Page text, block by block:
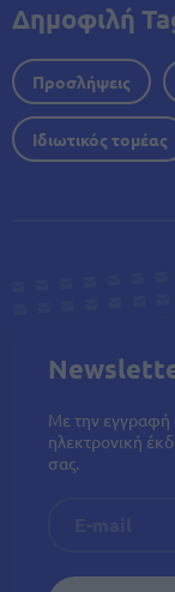
Δημοφιλή
Προσλήψεις
Ιδιωτικός τομέας
Με την εγγραφή
ηλεκτρονική
σας.